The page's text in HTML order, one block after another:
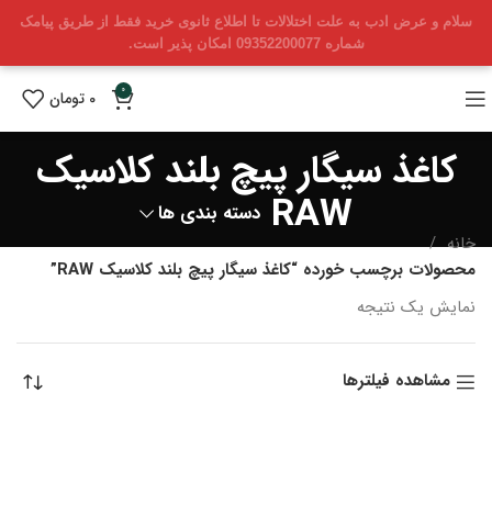
سلام و عرض ادب به علت اختلالات تا اطلاع ثانوی خرید فقط از طریق پیامک
شماره 09352200077 امکان پذیر است.
0
0 تومان
کاغذ سیگار پیچ بلند کلاسیک
RAW دسته بندی ها
خانه
محصولات برچسب خورده “کاغذ سیگار پیچ بلند کلاسیک RAW”
نمایش یک نتیجه
مشاهده فیلترها